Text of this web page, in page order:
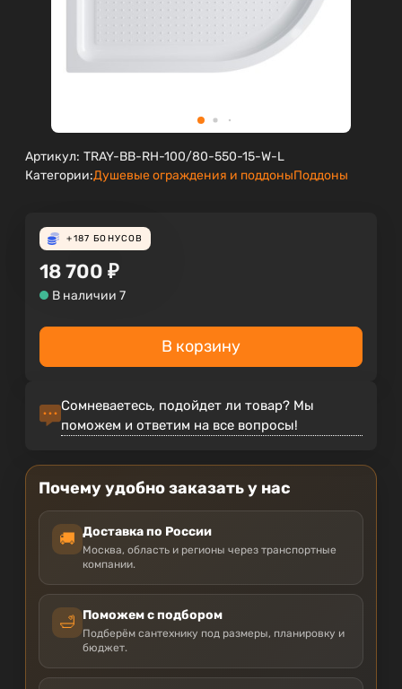
Артикул: TRAY-BB-RH-100/80-550-15-W-L
Категории:Душевые ограждения и поддоныПоддоны
+187 БОНУСОВ
18 700 ₽
В наличии 7
В корзину
Сомневаетесь, подойдет ли товар? Мы
поможем и ответим на все вопросы!
Почему удобно заказать у нас
🚚 Доставка по России
Москва, область и регионы через транспортные
компании.
🛁 Поможем с подбором
Подберём сантехнику под размеры, планировку и
бюджет.